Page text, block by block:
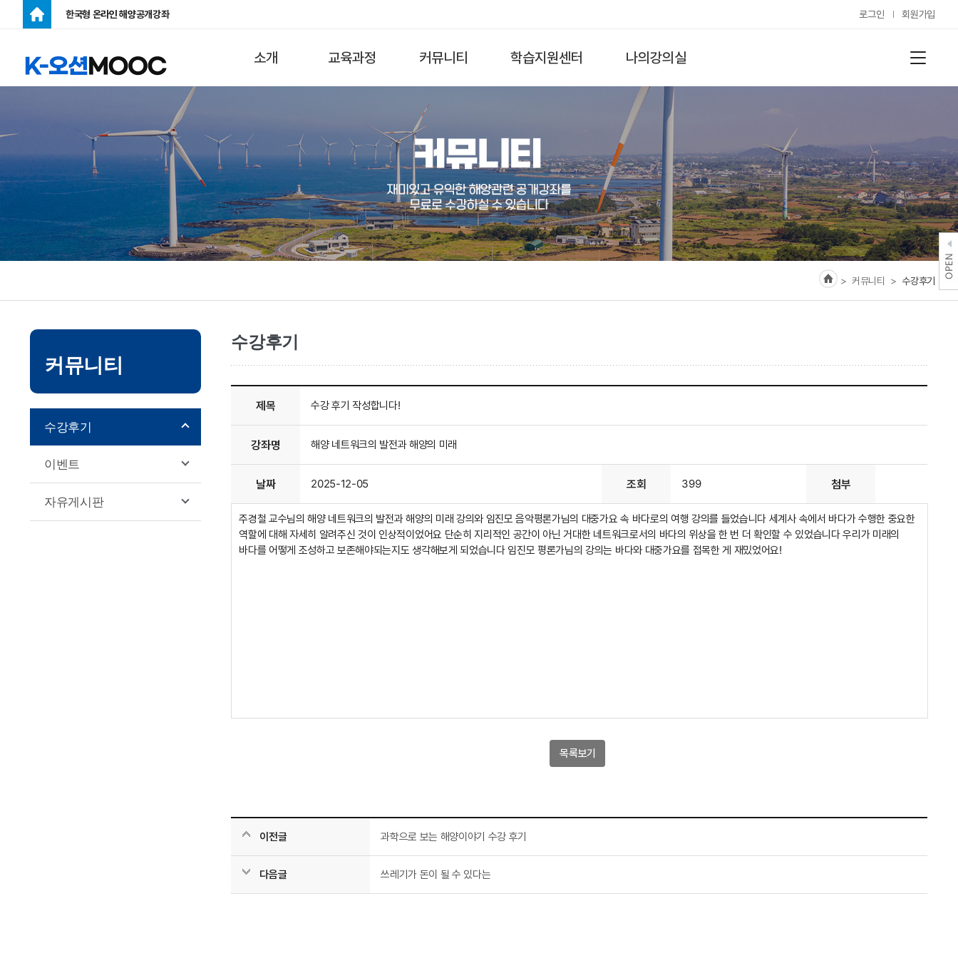
한국형 온라인 해양공개강좌 로그인 회원가입
소개 교육과정
해양과학·환경
해양영토·역사
해양산업
해양문화
해양진로
커뮤니티
수강후기
자유게시판
학습지원센터
FAQ
Q&A
나의강의실
> 커뮤니티 > 수강후기
서브
본문영역
커뮤니티
수강후기
이벤트
자유게시판
수강후기
제목 수강 후기 작성합니다!
강좌명 해양 네트워크의 발전과 해양의 미래
날짜 2025-12-05 조회 399 첨부
주경철 교수님의 해양 네트워크의 발전과 해양의 미래 강의와 임진모 음악평론가님의 대중가요 속 바다로의 여행 강의를 들었습니다 세계사 속에서 바다가 수행한 중요한
역할에 대해 자세히 알려주신 것이 인상적이었어요 단순히 지리적인 공간이 아닌 거대한 네트워크로서의 바다의 위상을 한 번 더 확인할 수 있었습니다 우리가 미래의
바다를 어떻게 조성하고 보존해야되는지도 생각해보게 되었습니다 임진모 평론가님의 강의는 바다와 대중가요를 접목한 게 재밌었어요!
목록보기
이전글 과학으로 보는 해양이야기 수강 후기
다음글 쓰레기가 돈이 될 수 있다는